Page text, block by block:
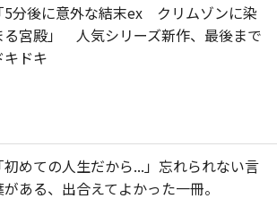
「5分後に意外な結末ex クリムゾンに染
る宮殿」 人気シリーズ新作、最後まで
キドキ
「初めての人生だから...」忘れられない言
がある、出合えてよかった一冊。